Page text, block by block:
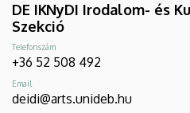
DE IKNyDI Irodalom- és
Szekció
Telefonszám
+36 52 508 492
Email
deidi@arts.unideb.hu